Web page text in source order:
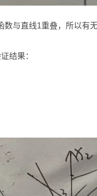
与直线1重叠，所以有
结果：